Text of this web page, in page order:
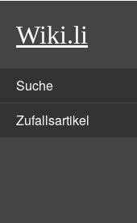
Wiki.li
Suche
Zufallsartikel